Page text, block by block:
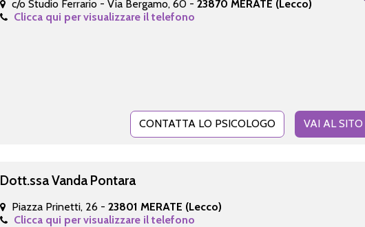
c/o Studio Ferrario - Via Bergamo, 60 -23870 MERATE (Lecco)
Clicca qui per visualizzare il telefono
CONTATTA LO PSICOLOGO VAI AL SITO
Dott.ssa Vanda Pontara
Piazza Prinetti, 26 -23801 MERATE (Lecco)
Clicca qui per visualizzare il telefono